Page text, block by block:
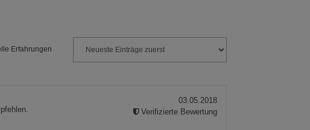
Erfahrungen
03.05.2018
Verifizierte Bewertung